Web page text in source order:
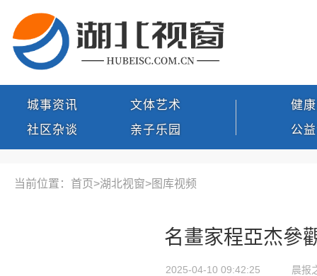
城事资讯
社区杂谈
文体艺术
亲子乐园
健
公
当前位置：首页>湖北视窗>图库视频
名畫家程亞杰參
2025-04-10 09:42:25 晨报